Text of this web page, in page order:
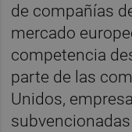
de compañías
mercado
competencia
parte de las
Unidos,